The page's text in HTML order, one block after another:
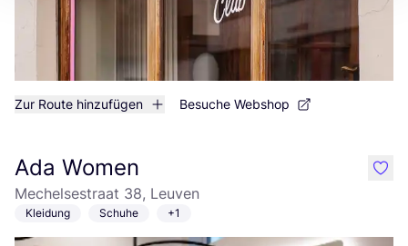
Zur Route hinzufügen Besuche Webshop
Ada Women
Mechelsestraat 38, Leuven
Kleidung Schuhe +1
like